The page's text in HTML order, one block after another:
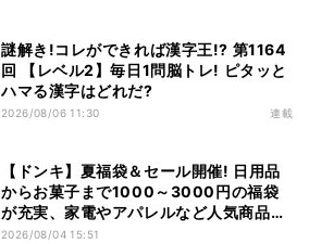
謎解き!コレができれば漢字王!? 第1164
回 【レベル2】毎日1問脳トレ! ピタッと
ハマる漢字はどれだ?
2026/08/06 11:30 連載
【ドンキ】夏福袋＆セール開催! 日用品
からお菓子まで1000～3000円の福袋
が充実、家電やアパレルなど人気商品も
特価
2026/08/04 15:51